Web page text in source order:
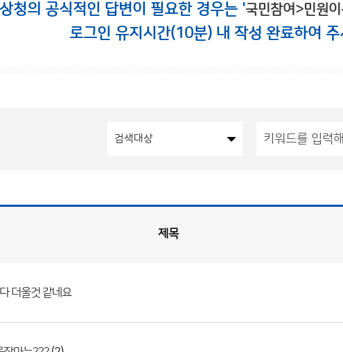
청의 공식적인 답변이 필요한 경우는 '국민참여>민원이
로그인 유지시간(10분) 내 작성 완료하여
제목
더울것 같네요